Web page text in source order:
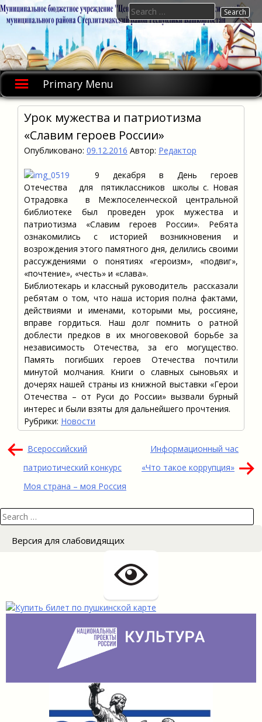
Skip
to
Primary Menu
Search
for:
Урок мужества и патриотизма
«Славим героев России»
Опубликовано: 09.12.2016 Автор: Редактор
9 декабря в День героев
Отечества для пятиклассников школы с. Новая
Отрадовка в Межпоселенческой центральной
библиотеке был проведен урок мужества и
патриотизма «Славим героев России». Ребята
ознакомились с историей возникновения и
возрождения этого памятного дня, делились своими
рассуждениями о понятиях «героизм», «подвиг»,
«почтение», «честь» и «слава».
Библиотекарь и классный руководитель рассказали
ребятам о том, что наша история полна фактами,
действиями и именами, которыми мы, россияне,
вправе гордиться. Наш долг помнить о ратной
доблести предков в их многовековой борьбе за
независимость Отечества, за его могущество.
Память погибших героев Отечества почтили
минутой молчания. Книги о славных сыновьях и
дочерях нашей страны из книжной выставки «Герои
Отечества – от Руси до России» вызвали бурный
интерес и были взяты для дальнейшего прочтения.
Рубрики: Новости
Навигация
по
записям
Всероссийский
патриотический конкурс
Моя страна – моя Россия
Информационный час
«Что такое коррупция»
Search
for:
Версия для слабовидящих